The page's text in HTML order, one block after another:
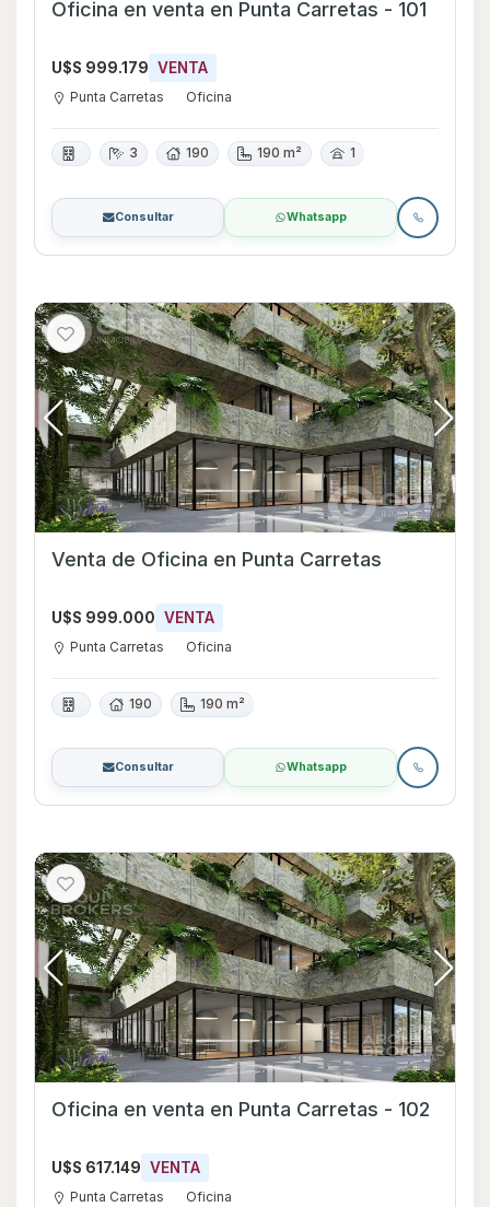
Oficina en venta en Punta Carretas - 101
U$S 999.179 VENTA
Punta Carretas Oficina
3 190 190 m² 1
Consultar Whatsapp
Venta de Oficina en Punta Carretas
U$S 999.000 VENTA
Punta Carretas Oficina
190 190 m²
Consultar Whatsapp
Oficina en venta en Punta Carretas - 102
U$S 617.149 VENTA
Punta Carretas Oficina